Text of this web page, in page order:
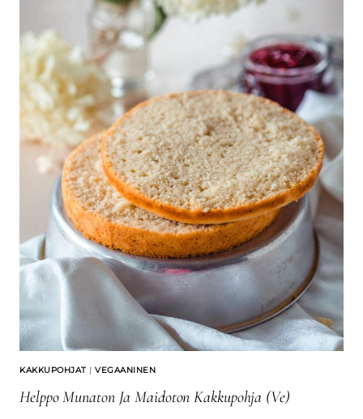
KAKKUPOHJAT | VEGAANINEN
Helppo Munaton Ja Maidoton Kakkupohja (Ve)